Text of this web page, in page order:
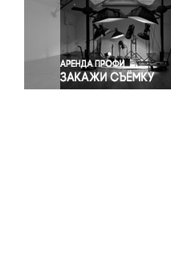
Спорт
Экология
Экономика и бизнес